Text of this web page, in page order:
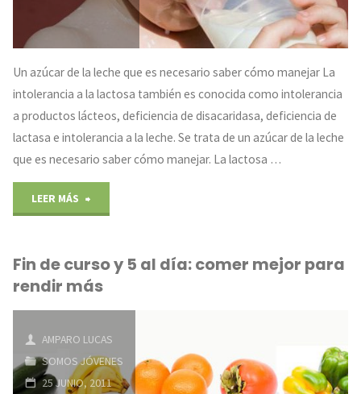
y
exceso
de
y
Un azúcar de la leche que es necesario saber cómo manejar La
intolerancia a la lactosa también es conocida como intolerancia
a productos lácteos, deficiencia de disacaridasa, deficiencia de
lactasa e intolerancia a la leche. Se trata de un azúcar de la leche
que es necesario saber cómo manejar. La lactosa …
LEER MÁS
la
Fin de curso y 5 al día: comer mejor para
rendir más
AMPARO LUCAS
SOMOS JÓVENES
25 JUNIO, 2011